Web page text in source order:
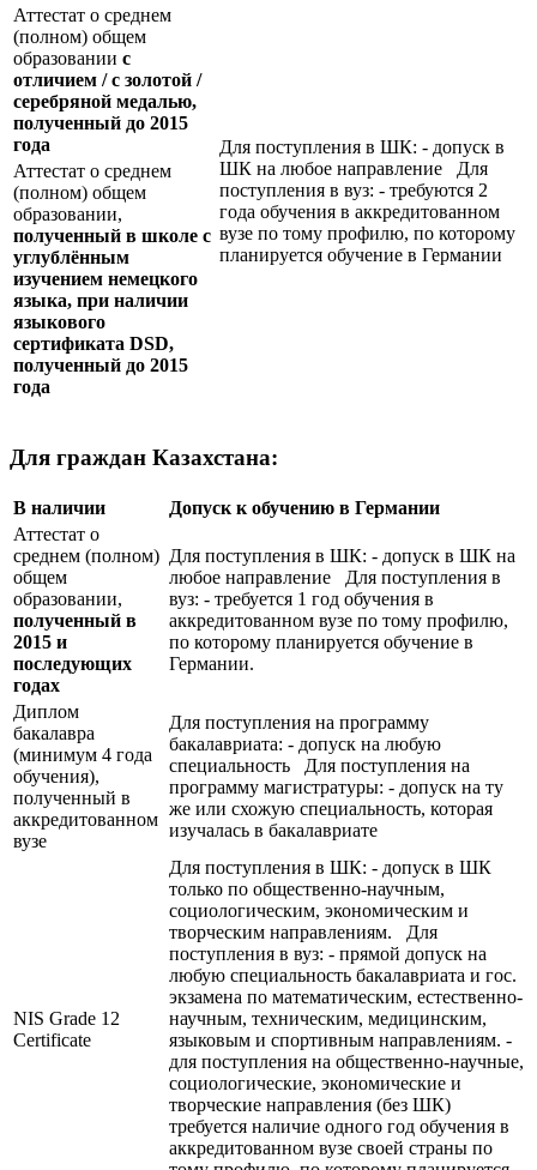
Аттестат о среднем
(полном) общем
образовании с
отличием / с золотой /
серебряной медалью,
полученный до 2015
года
Для поступления в ШК: - допуск в
ШК на любое направление Для
поступления в вуз: - требуются 2
года обучения в аккредитованном
вузе по тому профилю, по которому
планируется обучение в Германии
Аттестат о среднем
(полном) общем
образовании,
полученный в школе с
углублённым
изучением немецкого
языка, при наличии
языкового
сертификата DSD,
полученный до 2015
года
Для граждан Казахстана:
В наличии
Допуск к обучению в Германии
Аттестат о
среднем (полном)
общем
образовании,
полученный в
2015 и
последующих
годах
Для поступления в ШК: - допуск в ШК на
любое направление Для поступления в
вуз: - требуется 1 год обучения в
аккредитованном вузе по тому профилю,
по которому планируется обучение в
Германии.
Диплом
бакалавра
(минимум 4 года
обучения),
полученный в
аккредитованном
вузе
Для поступления на программу
бакалавриата: - допуск на любую
специальность Для поступления на
программу магистратуры: - допуск на ту
же или схожую специальность, которая
изучалась в бакалавриате
NIS Grade 12
Certificate
Для поступления в ШК: - допуск в ШК
только по общественно-научным,
социологическим, экономическим и
творческим направлениям. Для
поступления в вуз: - прямой допуск на
любую специальность бакалавриата и гос.
экзамена по математическим, естественно-
научным, техническим, медицинским,
языковым и спортивным направлениям. -
для поступления на общественно-научные,
социологические, экономические и
творческие направления (без ШК)
требуется наличие одного год обучения в
аккредитованном вузе своей страны по